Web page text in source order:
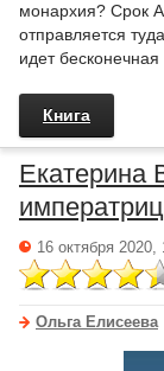
монархия? Срок
отправляется
идет
Книга
Екатерина
16 октября 2020,
Ольга Елисеева